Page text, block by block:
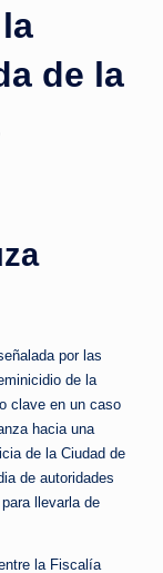
de la
por las
de la
clave en un caso
hacia una
de la Ciudad de
de autoridades
llevarla de
la Fiscalía